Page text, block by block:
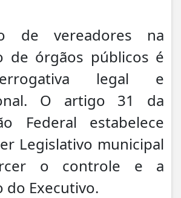
de vereadores na
de órgãos públicos é
legal e
O artigo 31 da
Federal estabelece
Legislativo municipal
o controle e a
do Executivo.